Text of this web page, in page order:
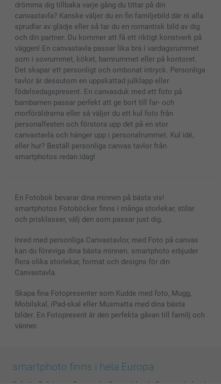
drömma dig tillbaka varje gång du tittar på din
canvastavla? Kanske väljer du en fin familjebild där ni alla
sprudlar av glädje eller så tar du en romantisk bild av dig
och din partner. Du kommer att få ett riktigt konstverk på
väggen! En canvastavla passar lika bra i vardagsrummet
som i sovrummet, köket, barnrummet eller på kontoret.
Det skapar ett personligt och ombonat intryck. Personliga
tavlor är dessutom en uppskattad julklapp eller
födelsedagspresent. En canvasduk med ett foto på
barnbarnen passar perfekt att ge bort till far- och
morföräldrarna eller så väljer du ett kul foto från
personalfesten och förstora upp det på en stor
canvastavla och hänger upp i personalrummet. Kul idé,
eller hur? Beställ personliga canvas tavlor från
smartphotos redan idag!
En Fotobok bevarar dina minnen på bästa vis!
smartphotos Fotoböcker finns i många storlekar, stilar
och prisklasser, välj den som passar just dig.
Inred med personliga Canvastavlor, med Foto på canvas
kan du föreviga dina bästa minnen. smartphoto erbjuder
flera olika storlekar, format och designs för din
Canvastavla.
Skapa fina Fotopresenter som Kudde med foto, Mugg,
Mobilskal, iPad-skal eller Musmatta med dina bästa
bilder. En Fotopresent är den perfekta gåvan till familj och
vänner.
smartphoto finns i hela Europa